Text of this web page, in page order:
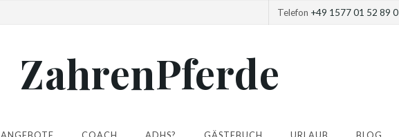
Telefon +49 1577 01 52 89 0
ZahrenPferde